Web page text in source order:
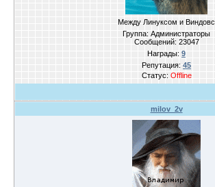
Между Линуксом и Виндовс
Группа: Администраторы
Сообщений: 23047
Награды: 9
Репутация: 45
Статус: Offline
milov_2v